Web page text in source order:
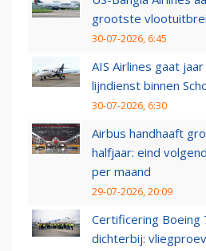
grootste
30-07-2026, 6:45
AIS Airlines gaat
lijndienst binnen
30-07-2026, 6:30
Airbus handhaaft
halfjaar: eind
per maand
29-07-2026, 20:09
Certificering Boeing
dichterbij: